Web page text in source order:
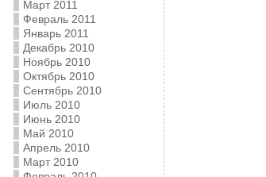
Март 2011
Февраль 2011
Январь 2011
Декабрь 2010
Ноябрь 2010
Октябрь 2010
Сентябрь 2010
Июль 2010
Июнь 2010
Май 2010
Апрель 2010
Март 2010